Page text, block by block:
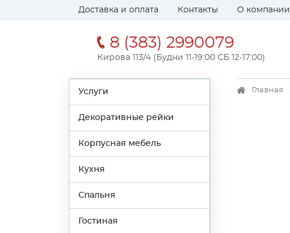
Доставка и оплата Контакты О компании
8 (383) 2990079
Кирова 113/4 (Будни 11-19:00 СБ 12-17:00)
Услуги
Декоративные рейки
Корпусная мебель
Кухня
Спальня
Гостиная
Главная